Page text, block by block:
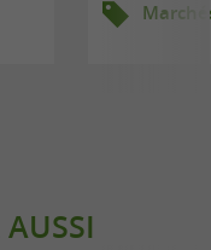
AUSSI